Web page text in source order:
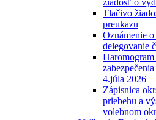
žiadosť o
Tlačivo
preukazu
Oznámenie
delegovanie
4.júla 2026
Zápisnica
priebehu a
volebnom